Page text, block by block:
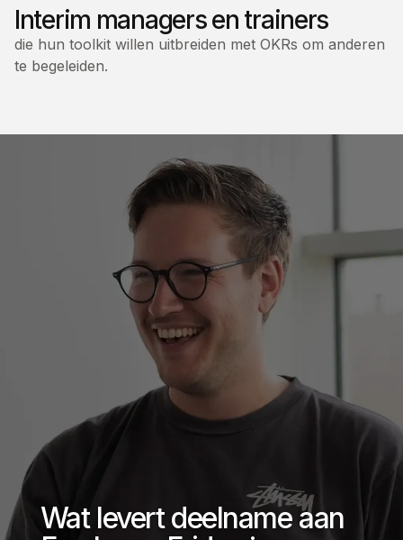
Interim managers en trainers
die hun toolkit willen uitbreiden met OKRs om anderen
te begeleiden.
Wat levert deelname aan